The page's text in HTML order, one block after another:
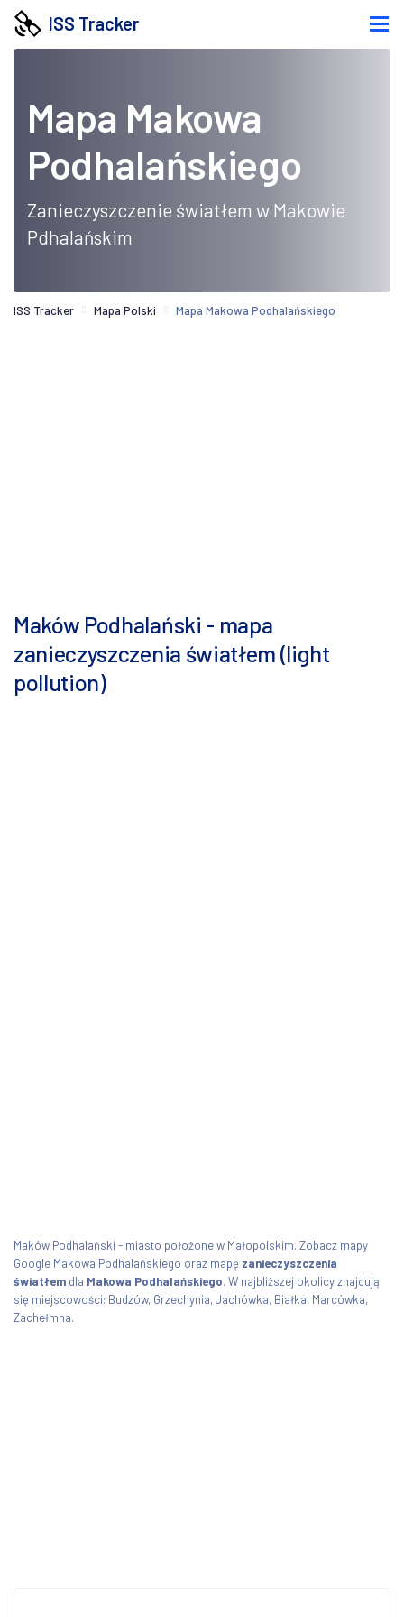
ISS Tracker
Mapa Makowa
Podhalańskiego
Zanieczyszczenie światłem w Makowie
Pdhalańskim
ISS Tracker Mapa Polski Mapa Makowa Podhalańskiego
Maków Podhalański - mapa
zanieczyszczenia światłem (light
pollution)
Maków Podhalański - miasto położone w Małopolskim. Zobacz mapy
Google Makowa Podhalańskiego oraz mapę zanieczyszczenia
światłem dla Makowa Podhalańskiego. W najbliższej okolicy znajdują
się miejscowości: Budzów, Grzechynia, Jachówka, Białka, Marcówka,
Zachełmna.